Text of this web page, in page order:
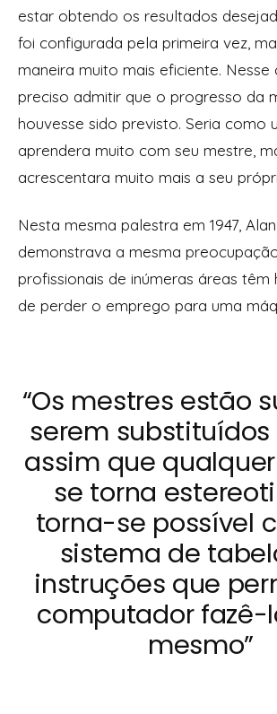
estar obtendo os resultados
foi configurada pela primeira vez,
maneira muito mais eficiente. Nesse
preciso admitir que o progresso da
houvesse sido previsto. Seria como
aprendera muito com seu mestre,
acrescentara muito mais a seu
Nesta mesma palestra em 1947,
demonstrava a mesma
profissionais de inúmeras áreas têm
de perder o emprego para uma
“Os mestres estão
serem substituídos
assim que
se torna
torna-se possível
sistema de
instruções que
computador fazê-
mesmo”